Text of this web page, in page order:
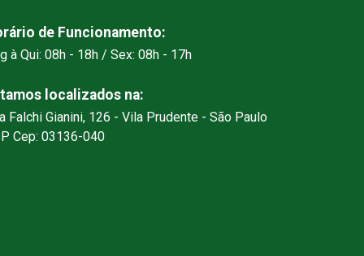
de Funcionamento:
à Qui: 08h - 18h / Sex: 08h - 17h
localizados na:
Falchi Gianini, 126 - Vila Prudente - São Paulo
Cep: 03136-040